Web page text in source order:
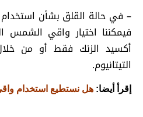
– في حالة القلق بشأن
فيمكننا اختيار واقي
أكسيد الزنك فقط أو من
التيتانيوم.
إقرأ أيضا: هل نستطيع استخدام